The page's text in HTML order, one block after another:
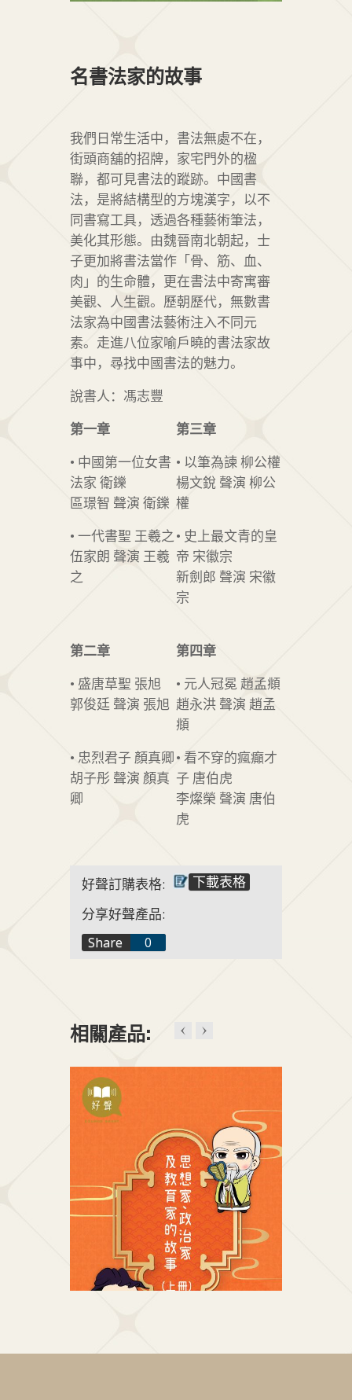
名書法家的故事
我們日常生活中，書法無處不在，
街頭商舖的招牌，家宅門外的楹
聯，都可見書法的蹤跡。中國書
法，是將結構型的方塊漢字，以不
同書寫工具，透過各種藝術筆法，
美化其形態。由魏晉南北朝起，士
子更加將書法當作「骨、筋、血、
肉」的生命體，更在書法中寄寓審
美觀、人生觀。歷朝歷代，無數書
法家為中國書法藝術注入不同元
素。走進八位家喻戶曉的書法家故
事中，尋找中國書法的魅力。
說書人：馮志豐
第一章
• 中國第一位女書
法家 衛鑠
區璟智 聲演 衛鑠
第三章
• 以筆為諫 柳公權
楊文銳 聲演 柳公
權
• 一代書聖 王羲之
伍家朗 聲演 王羲
之
• 史上最文青的皇
帝 宋徽宗
新劍郎 聲演 宋徽
宗
第二章
• 盛唐草聖 張旭
郭俊廷 聲演 張旭
第四章
• 元人冠冕 趙孟頫
趙永洪 聲演 趙孟
頫
• 忠烈君子 顏真卿
胡子彤 聲演 顏真
卿
• 看不穿的瘋癲才
子 唐伯虎
李燦榮 聲演 唐伯
虎
好聲訂購表格:
下載表格
分享好聲產品:
Share
f
0
相關產品: